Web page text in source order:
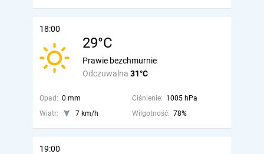
18:00
29°C
Odczuwalna 31°C
Prawie bezchmurnie
Opad: 0 mm Ciśnienie: 1005 hPa
Wiatr:
7 km/h Wilgotność: 78%
19:00